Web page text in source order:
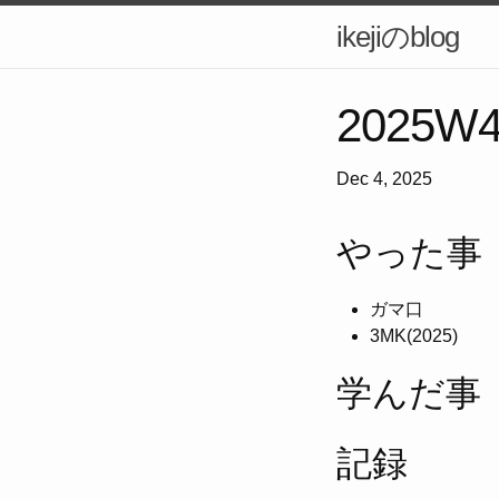
ikejiのblog
Dec 4, 2025
やった事
ガマ口
3MK(2025)
学んだ事
記録